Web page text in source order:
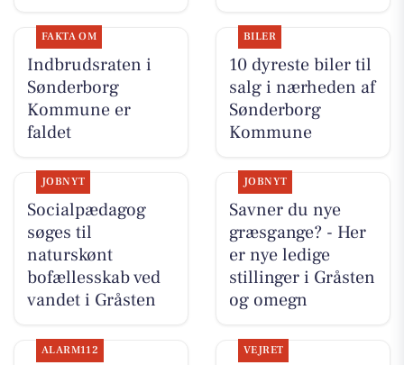
FAKTA OM
Indbrudsraten i
Sønderborg
Kommune er
faldet
BILER
10 dyreste biler til
salg i nærheden af
Sønderborg
Kommune
JOBNYT
Socialpædagog
søges til
naturskønt
bofællesskab ved
vandet i Gråsten
JOBNYT
Savner du nye
græsgange? - Her
er nye ledige
stillinger i Gråsten
og omegn
ALARM112 VEJRET